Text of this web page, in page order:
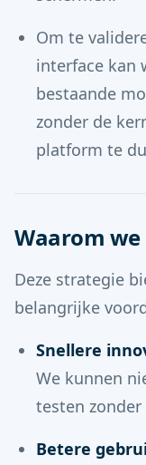
Om te
interface kan
bestaande
zonder de
platform te
Waarom
Deze strategie
belangrijke
Snellere
We kunnen
testen
Betere